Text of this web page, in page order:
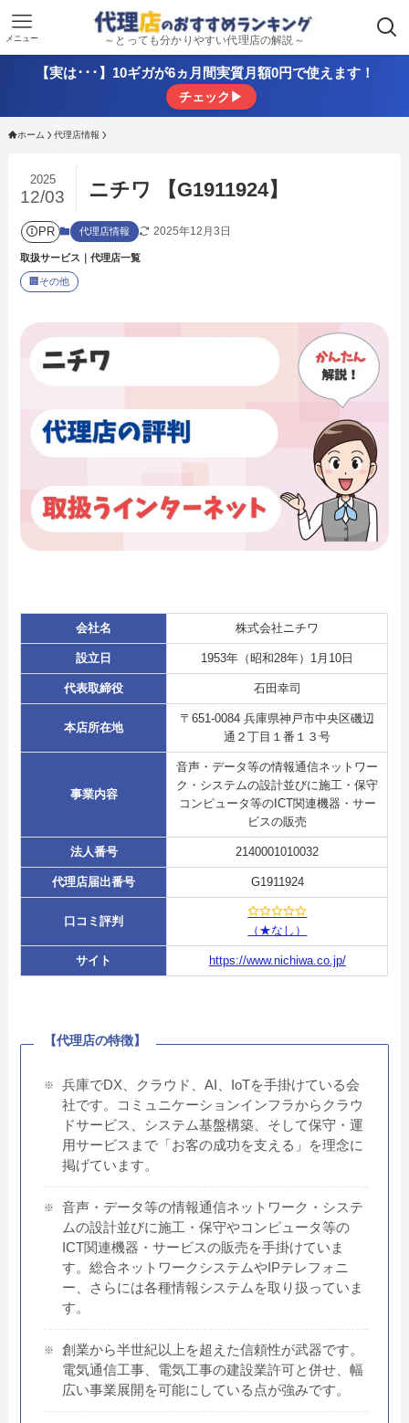
～とっても分かりやすい代理店の解説～
メニュー
【実は･･･】10ギガが6ヵ月間実質月額0円で使えます！
チェック▶
ホーム 代理店情報
ニチワ 【G1911924】
2025
12/03
PR 代理店情報 2025年12月3日
取扱サービス｜代理店一覧
🏢 その他
会社名 株式会社ニチワ
設立日 1953年（昭和28年）1月10日
代表取締役 石田幸司
本店所在地
〒651-0084 兵庫県神戸市中央区磯辺
通２丁目１番１３号
事業内容
音声・データ等の情報通信ネットワー
ク・システムの設計並びに施工・保守
コンピュータ等のICT関連機器・サー
ビスの販売
法人番号 2140001010032
代理店届出番号 G1911924
口コミ評判
（★なし）
サイト https://www.nichiwa.co.jp/
【代理店の特徴】
兵庫でDX、クラウド、AI、IoTを手掛けている会
社です。コミュニケーションインフラからクラウ
ドサービス、システム基盤構築、そして保守・運
用サービスまで「お客の成功を支える」を理念に
掲げています。
音声・データ等の情報通信ネットワーク・システ
ムの設計並びに施工・保守やコンピュータ等の
ICT関連機器・サービスの販売を手掛けていま
す。総合ネットワークシステムやIPテレフォニ
ー、さらには各種情報システムを取り扱っていま
す。
創業から半世紀以上を超えた信頼性が武器です。
電気通信工事、電気工事の建設業許可と併せ、幅
広い事業展開を可能にしている点が強みです。